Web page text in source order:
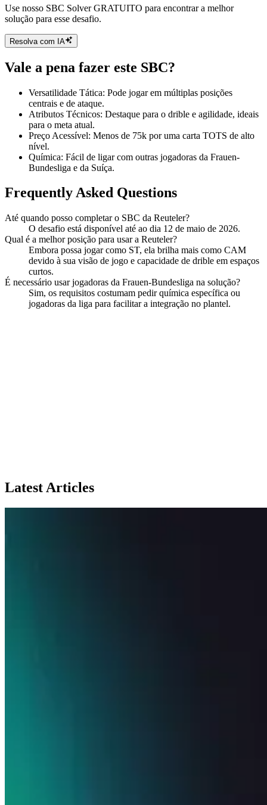
Use nosso SBC Solver GRATUITO para encontrar a melhor
solução para esse desafio.
Resolva com IA
Vale a pena fazer este SBC?
Versatilidade Tática: Pode jogar em múltiplas posições
centrais e de ataque.
Atributos Técnicos: Destaque para o drible e agilidade, ideais
para o meta atual.
Preço Acessível: Menos de 75k por uma carta TOTS de alto
nível.
Química: Fácil de ligar com outras jogadoras da Frauen-
Bundesliga e da Suíça.
Frequently Asked Questions
Até quando posso completar o SBC da Reuteler?
O desafio está disponível até ao dia 12 de maio de 2026.
Qual é a melhor posição para usar a Reuteler?
Embora possa jogar como ST, ela brilha mais como CAM
devido à sua visão de jogo e capacidade de drible em espaços
curtos.
É necessário usar jogadoras da Frauen-Bundesliga na solução?
Sim, os requisitos costumam pedir química específica ou
jogadoras da liga para facilitar a integração no plantel.
Latest Articles